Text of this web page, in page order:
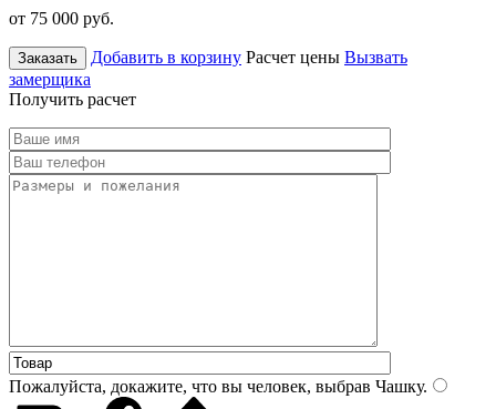
от 75 000 руб.
Заказать Добавить в корзину Расчет цены Вызвать
замерщика
Получить расчет
Пожалуйста, докажите, что вы человек, выбрав Чашку.